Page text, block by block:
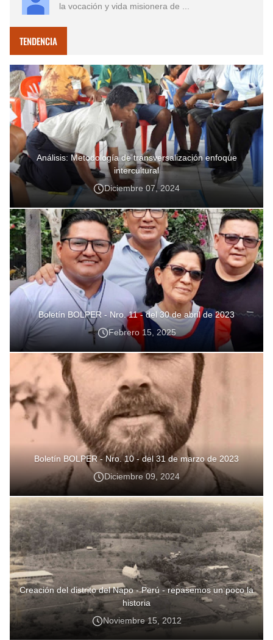
la vocación y vida misionera de ...
TENDENCIA
Análisis: Metodología de transversalización enfoque
intercultural
Diciembre 07, 2024
Boletín BOLPER - Nro. 11 - del 30 de abril de 2023
Febrero 15, 2025
Boletín BOLPER - Nro. 10 - del 31 de marzo de 2023
Diciembre 09, 2024
Creación del distrito del Napo - Perú - repasemos un poco la
historia
Noviembre 15, 2012